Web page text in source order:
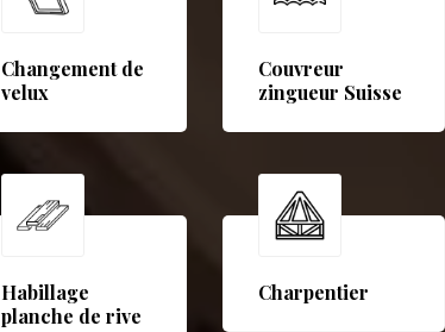
Changement de
velux
Couvreur
zingueur Suisse
Habillage
planche de rive
Charpentier